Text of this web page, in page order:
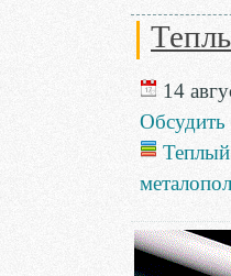
14
Обсудить